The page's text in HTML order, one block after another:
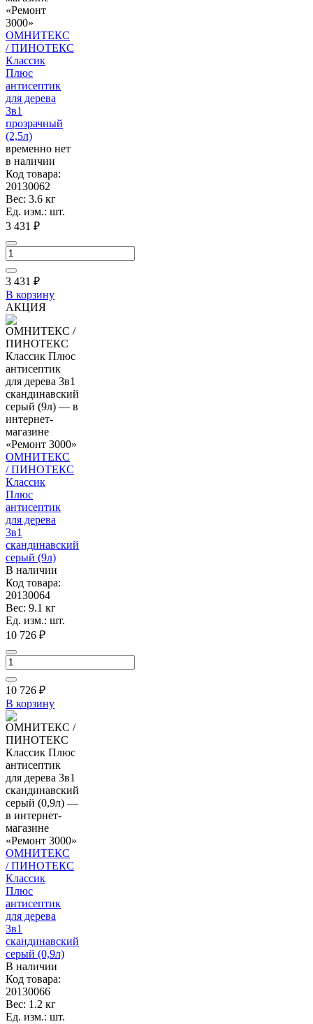
ОМНИТЕКС
/ ПИНОТЕКС
Классик
Плюс
антисептик
для дерева
3в1
прозрачный
(2,5л)
временно нет
в наличии
Код товара:
20130062
Вес: 3.6 кг
Ед. изм.: шт.
3 431 ₽
3 431 ₽
В корзину
АКЦИЯ
ОМНИТЕКС
/ ПИНОТЕКС
Классик
Плюс
антисептик
для дерева
3в1
скандинавский
серый (9л)
В наличии
Код товара:
20130064
Вес: 9.1 кг
Ед. изм.: шт.
10 726 ₽
10 726 ₽
В корзину
ОМНИТЕКС
/ ПИНОТЕКС
Классик
Плюс
антисептик
для дерева
3в1
скандинавский
серый (0,9л)
В наличии
Код товара:
20130066
Вес: 1.2 кг
Ед. изм.: шт.